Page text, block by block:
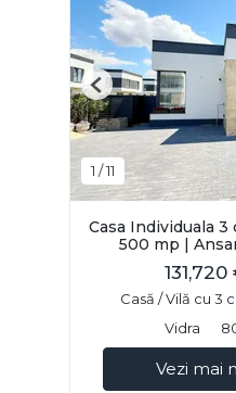
1 /11
Previous
Casa Individuala
500 mp |
131,720
Casă / Vilă cu 3
Vidra
Vezi mai